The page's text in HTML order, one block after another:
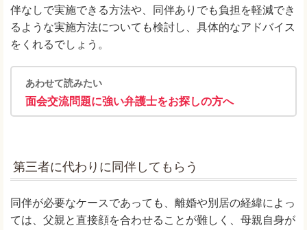
伴なしで実施できる方法や、同伴ありでも負担を軽減でき
るような実施方法についても検討し、具体的なアドバイス
をくれるでしょう。
あわせて読みたい
面会交流問題に強い弁護士をお探しの方へ
第三者に代わりに同伴してもらう
同伴が必要なケースであっても、離婚や別居の経緯によっ
ては、父親と直接顔を合わせることが難しく、母親自身が